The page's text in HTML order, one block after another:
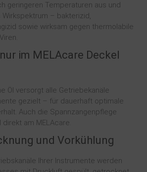
geringeren Temperaturen aus und
– bakterizid,
sowie wirksam gegen thermolabile
im MELAcare Deckel
Öl versorgt alle Getriebekanäle
gezielt – für dauerhaft optimale
Auch die Spannzangenpflege
am MELAcare.
und Vorkühlung
Ihrer Instrumente werden